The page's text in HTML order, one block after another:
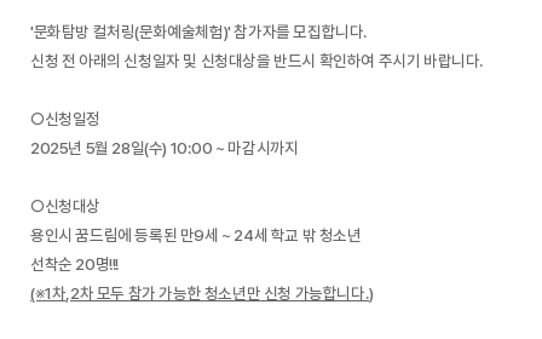
'문화탐방 컬처링(문화예술체험)' 참가자를 모집합니다.
신청 전 아래의 신청일자 및 신청대상을 반드시 확인하여 주시기 바랍니다.
○신청일정
2025년 5월 28일(수) 10:00 ~ 마감시까지
○신청대상
용인시 꿈드림에 등록된 만9세 ~ 24세 학교 밖 청소년
선착순 20명!!!
(※1차,2차 모두 참가 가능한 청소년만 신청 가능합니다.)